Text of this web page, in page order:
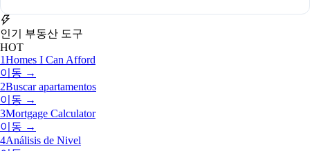
인기 부동산 도구
HOT
1Homes I Can Afford
이동 →
2Buscar apartamentos
이동 →
3Mortgage Calculator
이동 →
4Análisis de Nivel